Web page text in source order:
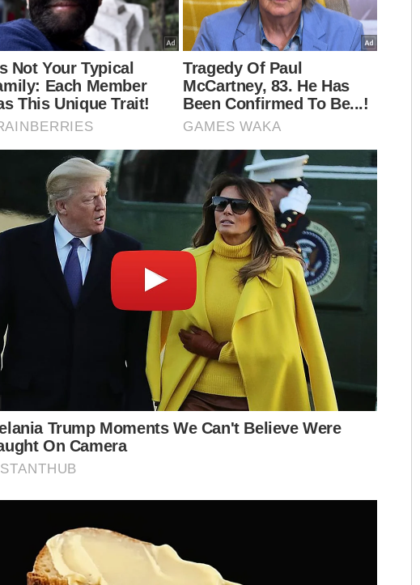
- Keradangan di kawasan dalam telinga yang
- Penumbuhan tulang yang tidak normal dalam
telinga.
Berita Telus & Tulus menerusi
E-Mel setiap hari!
Masalah pada bahagian otak terutamanya bahagian
cerebellum yang mengawal keseimbangan badan.
Punca disebabkan:
- Angin ahmar
- Tumor pada bahagian cerebellum